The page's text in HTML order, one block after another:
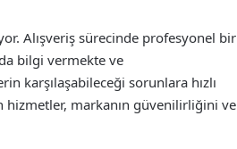
Alışveriş sürecinde profesyonel bir
bilgi vermekte ve
karşılaşabileceği sorunlara hızlı
hizmetler, markanın güvenilirliğini ve